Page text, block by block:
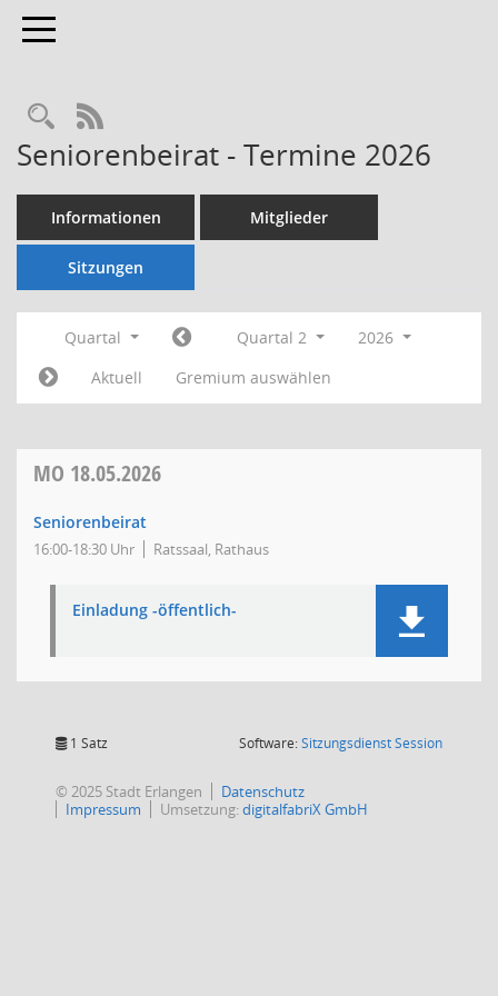
Toggle navigation
Rechercheauswahl
RSS-Feed
Seniorenbeirat - Termine 2026
Informationen Mitglieder
Sitzungen
Quartal Quartal 2
2026
Aktuell
Gremium auswählen
MO 18.05.2026
Seniorenbeirat
16:00-18:30 Uhr Ratssaal, Rathaus
Einladung -öffentlich-
1 Satz Software:SitzungsdienstSession(Wird in
© 2025 Stadt Erlangen
Datenschutz
Impressum
Umsetzung:digitalfabriX GmbH